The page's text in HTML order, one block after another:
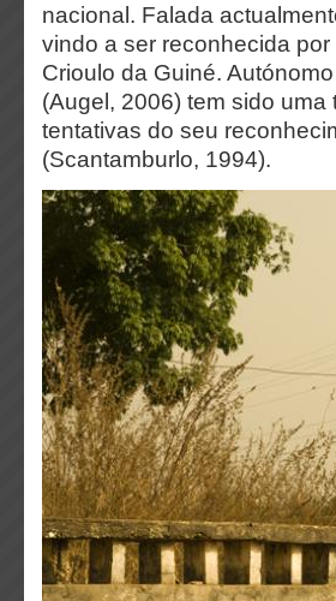
nacional. Falada
vindo a ser reconhecida
Crioulo da Guiné.
(Augel, 2006) tem sido
tentativas do seu
(Scantamburlo, 1994).